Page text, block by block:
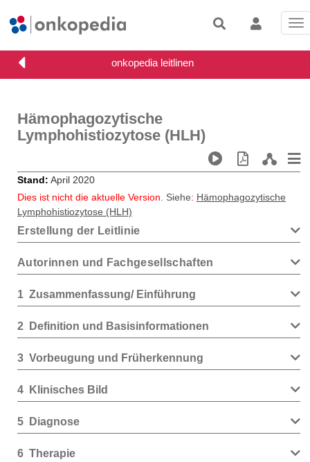
Hämophagozytische
Lymphohistiozytose (HLH)
Stand April 2020
Dies ist nicht die aktuelle Version.
Siehe: Hämophagozytische
Lymphohistiozytose (HLH)
Erstellung der Leitlinie
Autorinnen und Fachgesellschaften
1 Zusammenfassung/ Einführung
2 Definition und Basisinformationen
3 Vorbeugung und Früherkennung
4 Klinisches Bild
5 Diagnose
6 Therapie